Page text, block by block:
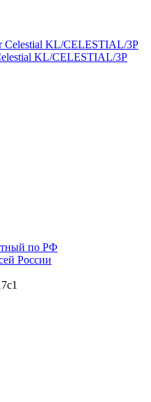
KL/CELESTIAL/3P
по РФ
России